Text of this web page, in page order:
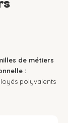
de métiers
:
polyvalents